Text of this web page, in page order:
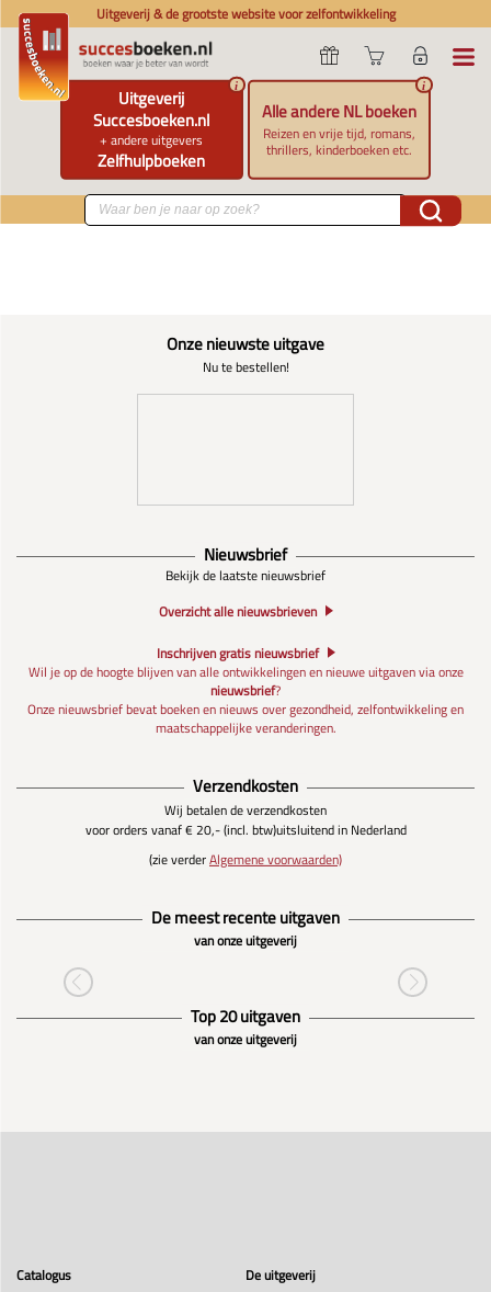
Uitgeverij & de grootste website voor zelfontwikkeling
Uitgeverij
Succesboeken.nl
+ andere uitgevers
Zelfhulpboeken
i
Alle andere NL boeken
Reizen en vrije tijd, romans,
thrillers, kinderboeken etc.
i
Onze nieuwste uitgave
Nu te bestellen!
Nieuwsbrief
Bekijk de laatste nieuwsbrief
Overzicht alle nieuwsbrieven
Inschrijven gratis nieuwsbrief
Wil je op de hoogte blijven van alle ontwikkelingen en nieuwe uitgaven via onze
nieuwsbrief?
Onze nieuwsbrief bevat boeken en nieuws over gezondheid, zelfontwikkeling en
maatschappelijke veranderingen.
Verzendkosten
Wij betalen de verzendkosten
voor orders vanaf € 20,- (incl. btw)uitsluitend in Nederland
(zie verderAlgemene voorwaarden)
De meest recente uitgaven
van onze uitgeverij
Top 20 uitgaven
van onze uitgeverij
Catalogus
De uitgeverij